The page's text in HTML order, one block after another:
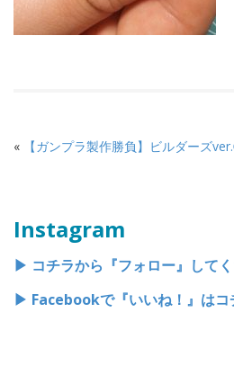
« 【ガンプラ製作勝負】ビルダーズ
Instagram
▶︎ コチラから『フォロー』して
▶︎ Facebookで『いいね！』はコ